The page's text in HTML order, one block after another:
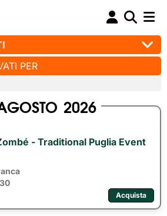
PER
2026
- Traditional Puglia Event
Acquista